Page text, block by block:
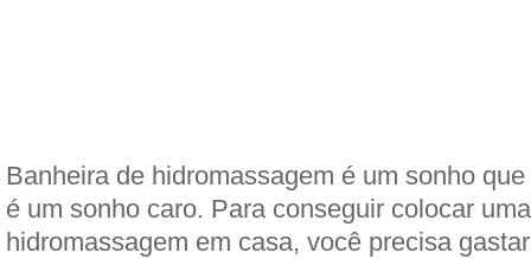
Banheira de hidromassagem é um sonho
é um sonho caro. Para conseguir colocar
hidromassagem em casa, você precisa